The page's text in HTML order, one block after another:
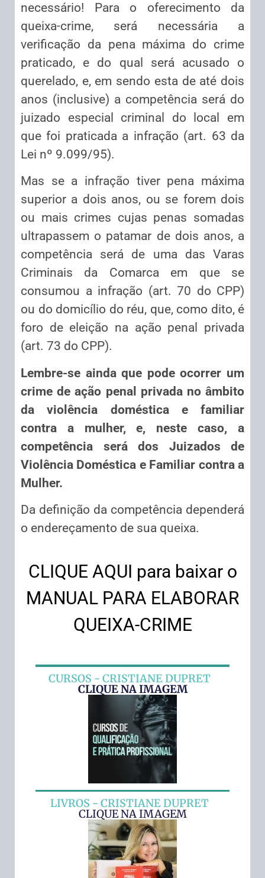
necessário! Para o oferecimento da
queixa-crime, será necessária a
verificação da pena máxima do crime
praticado, e do qual será acusado o
querelado, e, em sendo esta de até dois
anos (inclusive) a competência será do
juizado especial criminal do local em
que foi praticada a infração (art. 63 da
Lei nº 9.099/95).
Mas se a infração tiver pena máxima
superior a dois anos, ou se forem dois
ou mais crimes cujas penas somadas
ultrapassem o patamar de dois anos, a
competência será de uma das Varas
Criminais da Comarca em que se
consumou a infração (art. 70 do CPP)
ou do domicílio do réu, que, como dito, é
foro de eleição na ação penal privada
(art. 73 do CPP).
Lembre-se ainda que pode ocorrer um
crime de ação penal privada no âmbito
da violência doméstica e familiar
contra a mulher, e, neste caso, a
competência será dos Juizados de
Violência Doméstica e Familiar contra a
Mulher.
Da definição da competência dependerá
o endereçamento de sua queixa.
CLIQUE AQUI para baixar o
MANUAL PARA ELABORAR
QUEIXA-CRIME
CURSOS - CRISTIANE DUPRET
CLIQUE NA IMAGEM
LIVROS - CRISTIANE DUPRET
CLIQUE NA IMAGEM